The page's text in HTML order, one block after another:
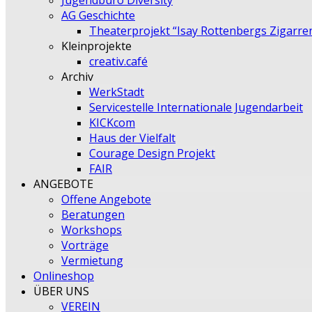
AG Geschichte
Theaterprojekt “Isay Rottenbergs
Kleinprojekte
creativ.café
Archiv
WerkStadt
Servicestelle Internationale Jugendarbeit
KICKcom
Haus der Vielfalt
Courage Design Projekt
FAIR
ANGEBOTE
Offene Angebote
Beratungen
Workshops
Vorträge
Vermietung
Onlineshop
ÜBER UNS
VEREIN